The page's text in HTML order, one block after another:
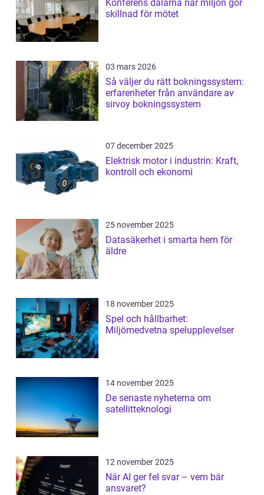
Konferens dalarna när miljön gör
skillnad för mötet
03 mars 2026
Så väljer du rätt bokningssystem:
erfarenheter från användare av
sirvoy bokningssystem
07 december 2025
Elektrisk motor i industrin: Kraft,
kontroll och ekonomi
25 november 2025
Datasäkerhet i smarta hem för
äldre
18 november 2025
Spel och hållbarhet:
Miljömedvetna spelupplevelser
14 november 2025
De senaste nyheterna om
satellitteknologi
12 november 2025
När AI ger fel svar – vem bär
ansvaret?